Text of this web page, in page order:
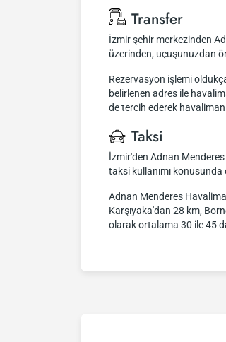
Transfer
İzmir şehir merkezinden
üzerinden, uçuşunuzdan
Rezervasyon işlemi
belirlenen adres ile
de tercih ederek
Taksi
İzmir'den Adnan
taksi kullanımı
Adnan Menderes
Karşıyaka'dan 28 km,
olarak ortalama 30 ile 45